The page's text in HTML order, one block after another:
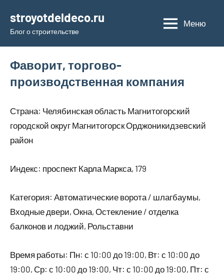
содержимому
stroyotdeldeco.ru
Блог о строительстве
Меню
Фаворит, торгово-
производственная компания
Страна: Челябинская область Магнитогорский
городской округ Магнитогорск Орджоникидзевский
район
Индекс: проспект Карла Маркса, 179
Категория: Автоматические ворота / шлагбаумы,
Входные двери, Окна, Остекление / отделка
балконов и лоджий, Рольставни
Время работы: Пн: с 10:00 до 19:00, Вт: с 10:00 до
19:00, Ср: с 10:00 до 19:00, Чт: с 10:00 до 19:00, Пт: с